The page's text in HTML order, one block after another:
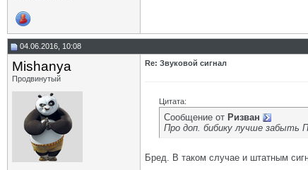
04.06.2016, 10:08
Mishanya
Продвинутый
Re: Звуковой сигнал
Цитата:
Сообщение от Ризван
Про доп. бибику лучше забыть
Бред. В таком случае и штатным